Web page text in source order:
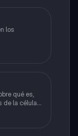
los
qué es,
de la célula